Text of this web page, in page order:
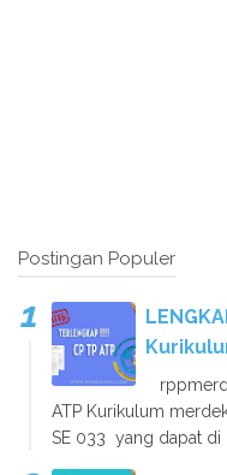
Postingan Populer
ATP Kurikulum
SE 033 yang dapat di